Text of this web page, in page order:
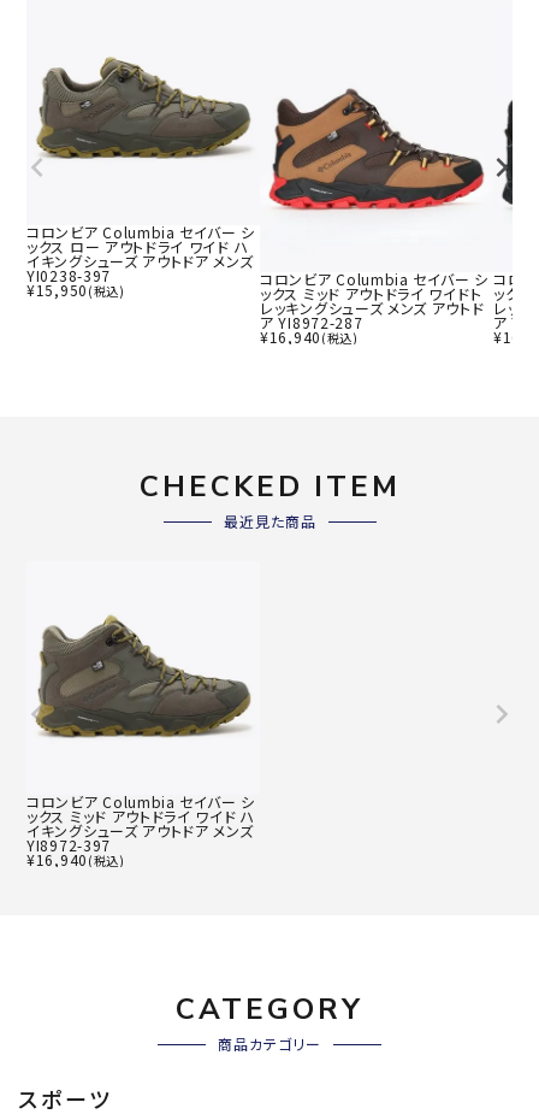
コロンビア Columbia セイバー シ
ックス ロー アウトドライ ワイド ハ
イキングシューズ アウトドア メンズ
YI0238-397
¥15,950 (税込)
コロンビア Columbia セイバー シ
ックス ミッド アウトドライ ワイドト
レッキングシューズ メンズ アウトド
ア YI8972-287
¥16,940 (税込)
コロ
ックス
レッ
ア
¥
CHECKED ITEM
最近見た商品
コロンビア Columbia セイバー シ
ックス ミッド アウトドライ ワイド ハ
イキングシューズ アウトドア メンズ
YI8972-397
¥16,940 (税込)
CATEGORY
商品カテゴリー
スポーツ